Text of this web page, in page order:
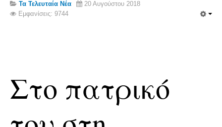
Σέρβου - Δορυφορική Google
Σερβαίοι Καλλιτέχνες
Γραφή Πατριωτών/Συνεργατών
Σερβαίοι για το Σέρβου
Τα Τελευταία Νέα
20 Αυγούστου 2018
Εμφανίσεις: 9744
Στο πατρικό